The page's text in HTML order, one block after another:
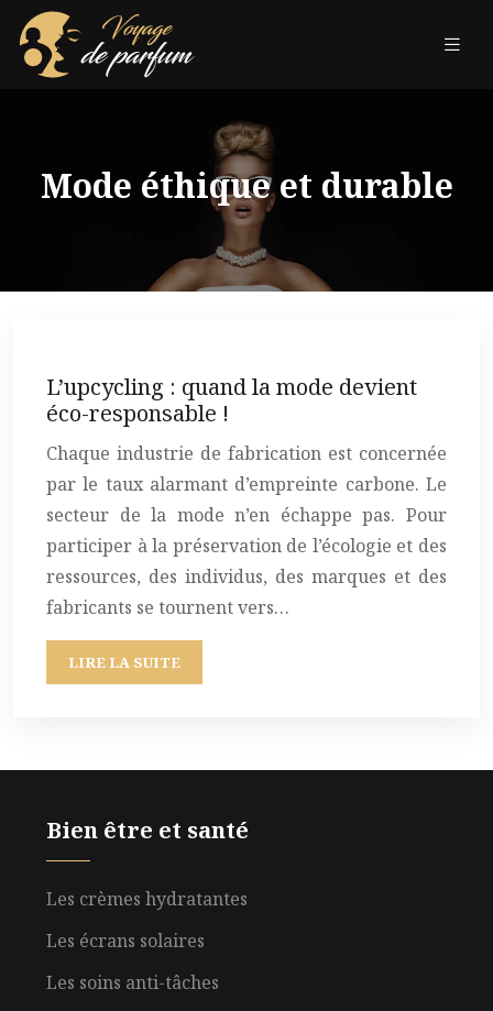
Mode éthique et durable
L’upcycling : quand la mode devient
éco-responsable !
Chaque industrie de fabrication est concernée
par le taux alarmant d’empreinte carbone. Le
secteur de la mode n’en échappe pas. Pour
participer à la préservation de l’écologie et des
ressources, des individus, des marques et des
fabricants se tournent vers…
LIRE LA SUITE
Bien être et santé
Les crèmes hydratantes
Les écrans solaires
Les soins anti-tâches